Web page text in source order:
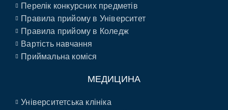
Перелік конкурсних предметів
Правила прийому в Університет
Правила прийому в Коледж
Вартість навчання
Приймальна коміся
МЕДИЦИНА
Університетська клініка